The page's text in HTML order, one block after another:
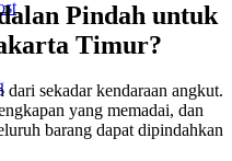
Pindah untuk
Timur?
sekadar kendaraan angkut.
yang memadai, dan
barang dapat dipindahkan